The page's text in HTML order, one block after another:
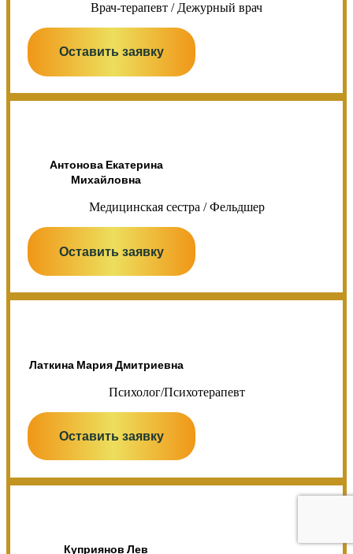
Врач-терапевт / Дежурный врач
Оставить заявку
Антонова Екатерина
Михайловна
Медицинская сестра / Фельдшер
Оставить заявку
Латкина Мария Дмитриевна
Психолог/Психотерапевт
Оставить заявку
Куприянов Лев